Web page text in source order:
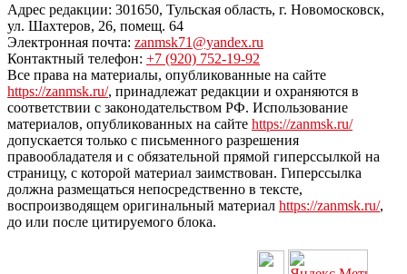
Адрес редакции: 301650, Тульская область, г. Новомосковск,
ул. Шахтеров, 26, помещ. 64
Электронная почта: zanmsk71@yandex.ru
Контактный телефон: +7 (920) 752-19-92
Все права на материалы, опубликованные на сайте
https://zanmsk.ru/, принадлежат редакции и охраняются в
соответствии с законодательством РФ. Использование
материалов, опубликованных на сайте https://zanmsk.ru/
допускается только с письменного разрешения
правообладателя и с обязательной прямой гиперссылкой на
страницу, с которой материал заимствован. Гиперссылка
должна размещаться непосредственно в тексте,
воспроизводящем оригинальный материал https://zanmsk.ru/,
до или после цитируемого блока.